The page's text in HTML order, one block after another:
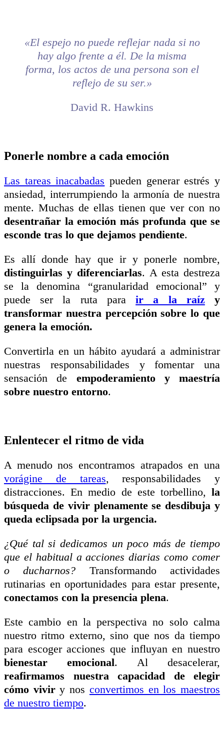
«El espejo no puede reflejar nada si no
hay algo frente a él. De la misma
forma, los actos de una persona son el
reflejo de su ser.»
David R. Hawkins
Ponerle nombre a cada emoción
Las tareas inacabadas pueden generar estrés y
ansiedad, interrumpiendo la armonía de nuestra
mente. Muchas de ellas tienen que ver con no
desentrañar la emoción más profunda que se
esconde tras lo que dejamos pendiente.
Es allí donde hay que ir y ponerle nombre,
distinguirlas y diferenciarlas. A esta destreza
se la denomina “granularidad emocional” y
puede ser la ruta para
ir a la raízy
transformar nuestra percepción sobre lo que
genera la emoción.
Convertirla en un hábito ayudará a administrar
nuestras responsabilidades y fomentar una
sensación de empoderamiento y maestría
sobre nuestro entorno.
Enlentecer el ritmo de vida
A menudo nos encontramos atrapados en una
vorágine de tareas, responsabilidades y
distracciones. En medio de este torbellino, la
búsqueda de vivir plenamente se desdibuja y
queda eclipsada por la urgencia.
¿Qué tal si dedicamos un poco más de tiempo
que el habitual a acciones diarias como comer
o ducharnos? Transformando actividades
rutinarias en oportunidades para estar presente,
conectamos con la presencia plena.
Este cambio en la perspectiva no solo calma
nuestro ritmo externo, sino que nos da tiempo
para escoger acciones que influyan en nuestro
bienestar emocional. Al desacelerar,
reafirmamos nuestra capacidad de elegir
cómo viviry nos convertimos en los maestros
de nuestro tiempo.